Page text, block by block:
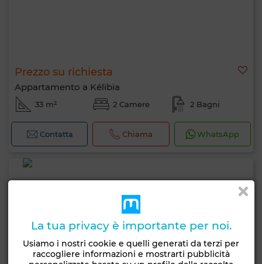
Prezzo su richiesta
Appartamento a Kélibia
33 m² 2 Camere 2 Bagni
Contatta Chiama WhatsApp
La tua privacy è importante per noi.
Usiamo i nostri cookie e quelli generati da terzi per
raccogliere informazioni e mostrarti pubblicità